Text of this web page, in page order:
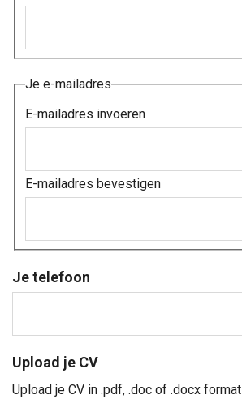
Je e-mailadres
E-mailadres invoeren
E-mailadres bevestigen
Je telefoon
Upload je CV
Upload je CV in .pdf, .doc of .docx format